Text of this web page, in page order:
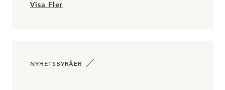
Visa Fler
NYHETSBYRÅER